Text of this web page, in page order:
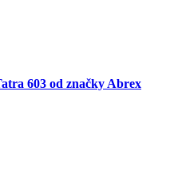
603 od značky Abrex